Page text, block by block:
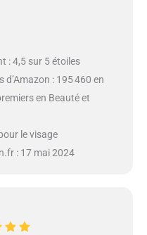
: 4,5 sur 5 étoiles
d’Amazon : 195 460 en
en Beauté et
le visage
: 17 mai 2024